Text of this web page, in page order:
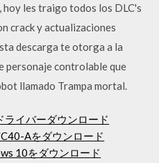
les traigo todos los DLC's
crack y actualizaciones
descarga te otorga a la
personaje controlable que
llamado Trampa mortal.
ライバーダウンロード
Aをダウンロード
10をダウンロード